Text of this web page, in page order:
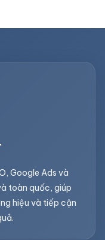
Google Ads và
toàn quốc, giúp
hiệu và tiếp cận